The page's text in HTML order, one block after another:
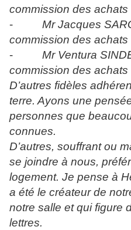
commission des achats
- Mr Jacques
commission des achats
- Mr
commission des
D’autres fidèles
terre. Ayons une
personnes que
connues.
D’autres, souffrant ou
se joindre à nous,
logement. Je pense à
a été le créateur de
notre salle et qui figure
lettres.